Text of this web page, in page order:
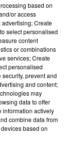
- Ndamt 3lik
figure
scène
based on
or access
Create
select personalised
content
or combinations
services; Create
personalised
prevent and
and content;
may
data to offer
information actively
combine data from
based on